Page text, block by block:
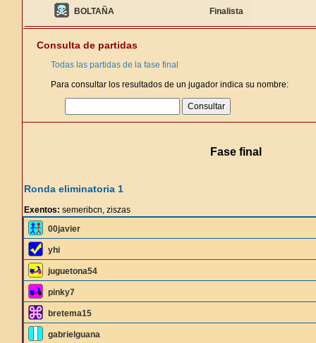
BOLTAÑA Finalista
Consulta de partidas
Todas las partidas de la fase final
Para consultar los resultados de un jugador indica su nombre:
Fase final
Ronda eliminatoria 1
Exentos: semeribcn, ziszas
00javier
yhi
juguetona54
pinky7
bretema15
gabrielguana